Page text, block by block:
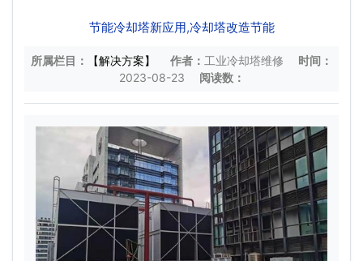
节能冷却塔新应用,冷却塔改造节能
所属栏目： 【解决方案】 作者： 工业冷却塔维修
时间：
2023-08-23
阅读数：